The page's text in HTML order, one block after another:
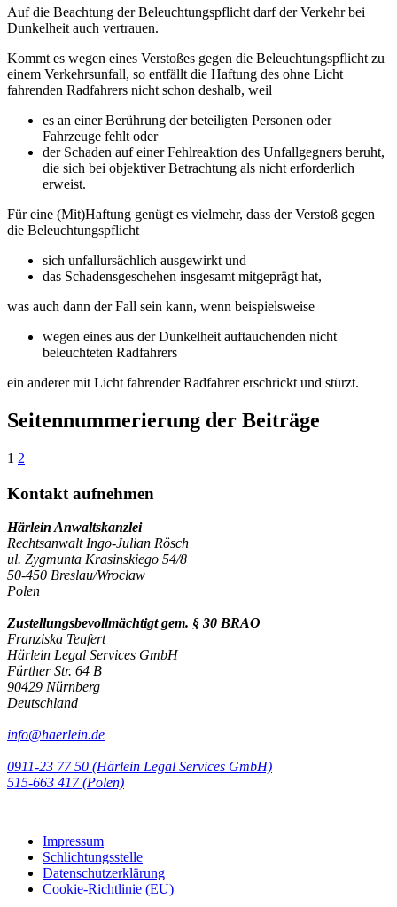
Auf die Beachtung der Beleuchtungspflicht darf der Verkehr bei
Dunkelheit auch vertrauen.
Kommt es wegen eines Verstoßes gegen die Beleuchtungspflicht zu
einem Verkehrsunfall, so entfällt die Haftung des ohne Licht
fahrenden Radfahrers nicht schon deshalb, weil
es an einer Berührung der beteiligten Personen oder
Fahrzeuge fehlt oder
der Schaden auf einer Fehlreaktion des Unfallgegners beruht,
die sich bei objektiver Betrachtung als nicht erforderlich
erweist.
Für eine (Mit)Haftung genügt es vielmehr, dass der Verstoß gegen
die Beleuchtungspflicht
sich unfallursächlich ausgewirkt und
das Schadensgeschehen insgesamt mitgeprägt hat,
was auch dann der Fall sein kann, wenn beispielsweise
wegen eines aus der Dunkelheit auftauchenden nicht
beleuchteten Radfahrers
ein anderer mit Licht fahrender Radfahrer erschrickt und stürzt.
Seitennummerierung der Beiträge
1 2
Kontakt aufnehmen
Härlein Anwaltskanzlei
Rechtsanwalt Ingo-Julian Rösch
ul. Zygmunta Krasinskiego 54/8
50-450 Breslau/Wroclaw
Polen
Zustellungsbevollmächtigt gem. § 30 BRAO
Franziska Teufert
Härlein Legal Services GmbH
Fürther Str. 64 B
90429 Nürnberg
Deutschland
info@haerlein.de
0911-23 77 50 (Härlein Legal Services GmbH)
‭515-663 417 (Polen)‬‬‬
Impressum
Schlichtungsstelle
Datenschutzerklärung
Cookie-Richtlinie (EU)